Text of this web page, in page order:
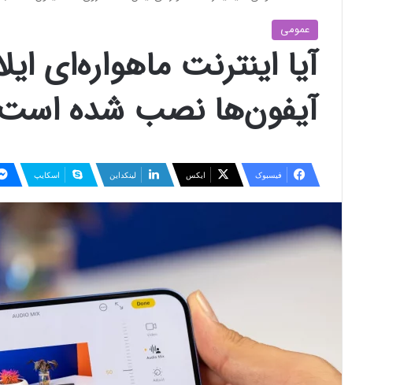
عمومی
آیا اینترنت ماهواره‌ای
آیفون‌ها نصب شده
فیسبوک ایکس لینکداین اسکایپ